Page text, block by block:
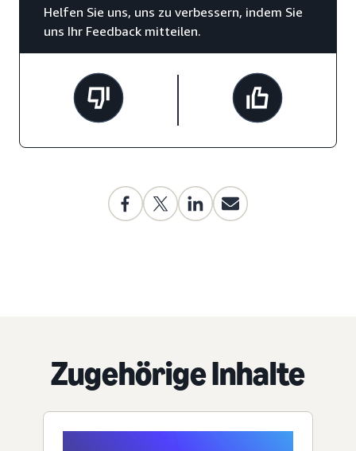
Helfen Sie uns, uns zu verbessern, indem Sie
uns Ihr Feedback mitteilen.
Zugehörige Inhalte